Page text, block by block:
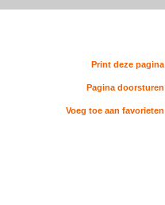
Print deze pagina
Pagina doorsturen
Voeg toe aan favorieten